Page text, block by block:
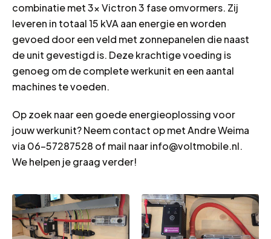
combinatie met 3x Victron 3 fase omvormers. Zij
leveren in totaal 15 kVA aan energie en worden
gevoed door een veld met zonnepanelen die naast
de unit gevestigd is. Deze krachtige voeding is
genoeg om de complete werkunit en een aantal
machines te voeden.
Op zoek naar een goede energieoplossing voor
jouw werkunit? Neem contact op met Andre Weima
via 06-57287528 of mail naar info@voltmobile.nl.
We helpen je graag verder!